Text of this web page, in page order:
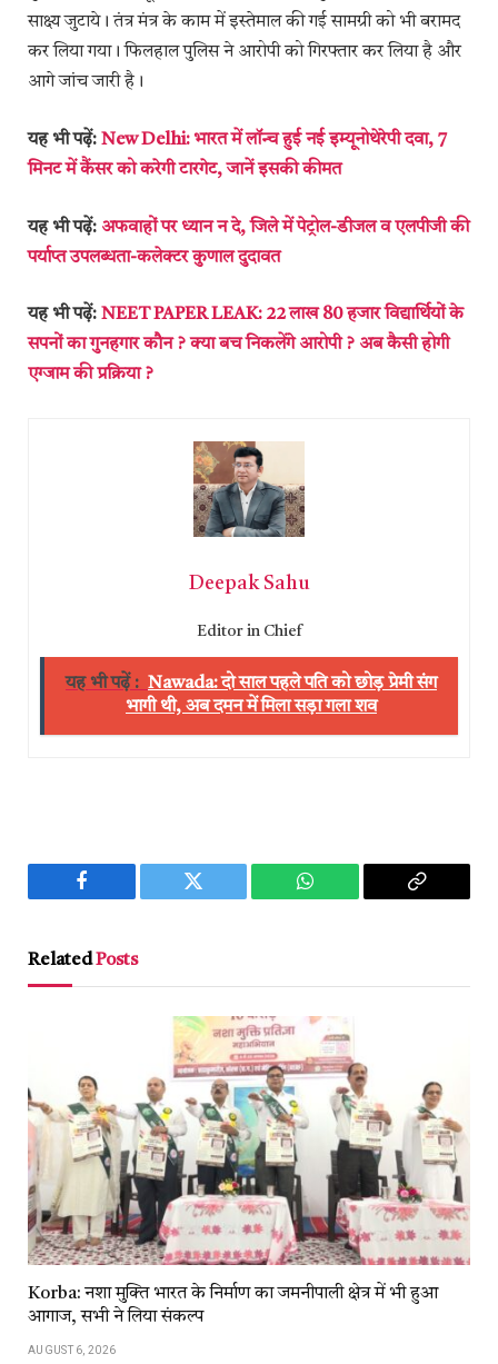
साक्ष्य जुटाये। तंत्र मंत्र के काम में इस्तेमाल की गई सामग्री को भी बरामद
कर लिया गया। फिलहाल पुलिस ने आरोपी को गिरफ्तार कर लिया है और
आगे जांच जारी है।
यह भी पढ़ें: New Delhi: भारत में लॉन्च हुई नई इम्यूनोथेरेपी दवा, 7
मिनट में कैंसर को करेगी टारगेट, जानें इसकी कीमत
यह भी पढ़ें: अफवाहों पर ध्यान न दे, जिले में पेट्रोल-डीजल व एलपीजी की
पर्याप्त उपलब्धता-कलेक्टर कुणाल दुदावत
यह भी पढ़ें: NEET PAPER LEAK: 22 लाख 80 हजार विद्यार्थियों के
सपनों का गुनहगार कौन ? क्या बच निकलेंगे आरोपी ? अब कैसी होगी
एग्जाम की प्रक्रिया ?
Deepak Sahu
Editor in Chief
यह भी पढ़ें : Nawada: दो साल पहले पति को छोड़ प्रेमी संग
भागी थी, अब दमन में मिला सड़ा गला शव
Facebook Twitter WhatsApp
Copy
RelatedPosts
Korba: नशा मुक्ति भारत के निर्माण का जमनीपाली क्षेत्र में भी हुआ
आगाज, सभी ने लिया संकल्प
AUGUST 6, 2026